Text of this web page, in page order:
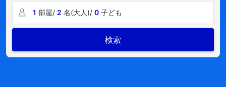
1 部屋/ 2 名(大人)/ 0 子ども
検索